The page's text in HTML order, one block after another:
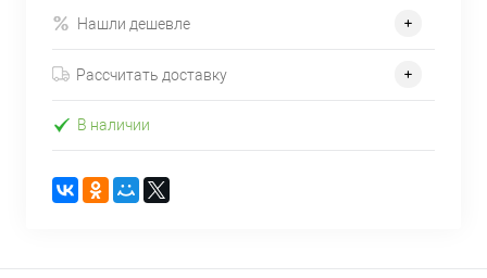
Нашли дешевле
Рассчитать доставку
В наличии